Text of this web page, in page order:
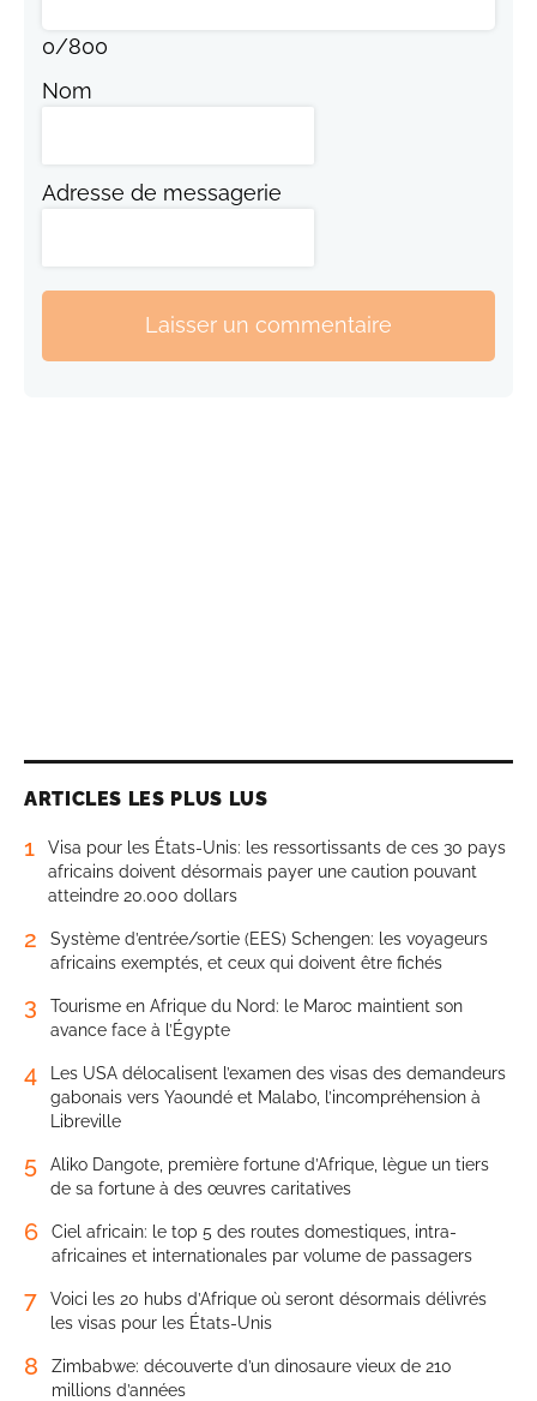
0/800
Nom
Adresse de messagerie
Laisser un commentaire
ARTICLES LES PLUS LUS
1
Visa pour les États-Unis: les ressortissants de ces 30 pays
africains doivent désormais payer une caution pouvant
atteindre 20.000 dollars
2
Système d’entrée/sortie (EES) Schengen: les voyageurs
africains exemptés, et ceux qui doivent être fichés
3
Tourisme en Afrique du Nord: le Maroc maintient son
avance face à l’Égypte
4
Les USA délocalisent l’examen des visas des demandeurs
gabonais vers Yaoundé et Malabo, l’incompréhension à
Libreville
5
Aliko Dangote, première fortune d’Afrique, lègue un tiers
de sa fortune à des œuvres caritatives
6
Ciel africain: le top 5 des routes domestiques, intra-
africaines et internationales par volume de passagers
7
Voici les 20 hubs d’Afrique où seront désormais délivrés
les visas pour les États-Unis
8
Zimbabwe: découverte d’un dinosaure vieux de 210
millions d’années